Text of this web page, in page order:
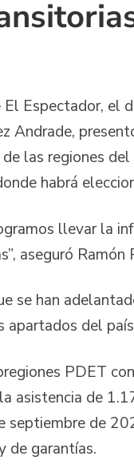
Espectador, el
Andrade,
las regiones
habrá
llevar la
aseguró Ramón
se han
apartados del
PDET con
asistencia de
de
de garantías.